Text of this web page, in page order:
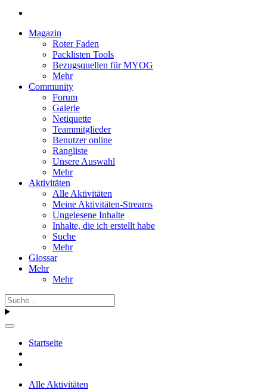
Magazin
Roter Faden
Packlisten Tools
Bezugsquellen für MYOG
Mehr
Community
Forum
Galerie
Netiquette
Teammitglieder
Benutzer online
Rangliste
Unsere Auswahl
Mehr
Aktivitäten
Alle Aktivitäten
Meine Aktivitäten-Streams
Ungelesene Inhalte
Inhalte, die ich erstellt habe
Suche
Mehr
Glossar
Mehr
Mehr
Startseite
Alle Aktivitäten